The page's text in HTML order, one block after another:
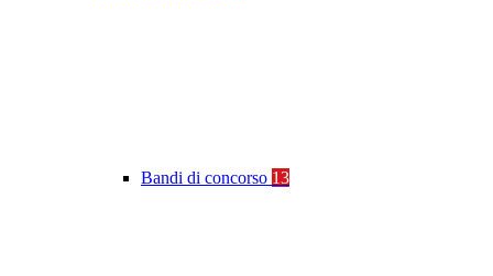
Bandi di concorso 13